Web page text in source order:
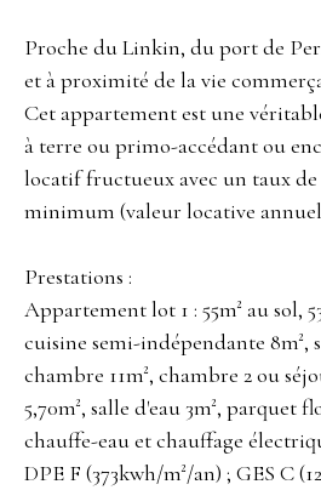
Proche du Linkin, du port de
et à proximité de la vie
Cet appartement est une
à terre ou primo-accédant ou
locatif fructueux avec un taux de
minimum (valeur locative
Prestations :
Appartement lot 1 : 55m² au sol,
cuisine semi-indépendante 8m²,
chambre 11m², chambre 2 ou
5,70m², salle d'eau 3m², parquet
chauffe-eau et chauffage
DPE F (373kwh/m²/an) ; GES C